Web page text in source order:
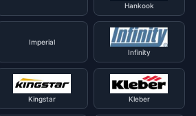
Hankook
Imperial
Infinity
Kingstar
Kleber